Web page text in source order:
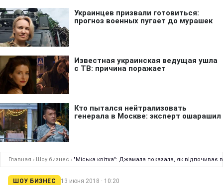
Главная › Шоу бизнес › "Міська квітка": Джамала показала, як відпочиває
ШОУ БИЗНЕС 13 июня 2018 · 10:20